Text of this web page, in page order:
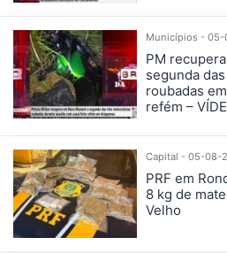
Municípios -
PM
segunda
roubadas
refém –
Capital - 05-08-
PRF em
8 kg de
Velho